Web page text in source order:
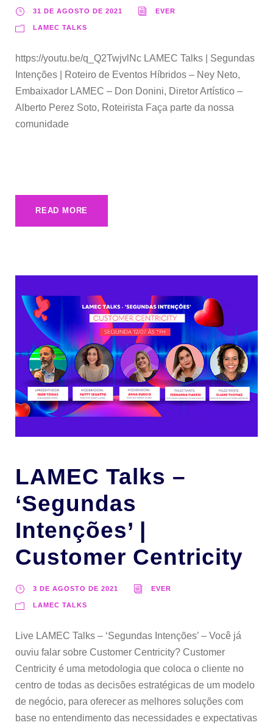
31 DE AGOSTO DE 2021 EVER
LAMEC TALKS
https://youtu.be/q_Q2TwjvlNc LAMEC Talks | Segundas
Intenções | Roteiro de Eventos Híbridos – Ney Neto,
Embaixador LAMEC – Don Donini, Diretor Artístico –
Alberto Perez Soto, Roteirista Faça parte da nossa
comunidade
READ MORE
LAMEC Talks –
‘Segundas
Intenções’ |
Customer Centricity
3 DE AGOSTO DE 2021 EVER
LAMEC TALKS
Live LAMEC Talks – ‘Segundas Intenções’ – Você já
ouviu falar sobre Customer Centricity? Customer
Centricity é uma metodologia que coloca o cliente no
centro de todas as decisões estratégicas de um modelo
de negócio, para oferecer as melhores soluções com
base no entendimento das necessidades e expectativas